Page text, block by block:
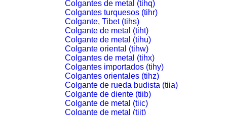
Colgantes de metal (tihq)
Colgantes turquesos (tihr)
Colgante, Tibet (tihs)
Colgante de metal (tiht)
Colgante de metal (tihu)
Colgante oriental (tihw)
Colgantes de metal (tihx)
Colgantes importados (tihy)
Colgantes orientales (tihz)
Colgante de rueda budista (tiia)
Colgante de diente (tiib)
Colgante de metal (tiic)
Colgante de metal (tiit)